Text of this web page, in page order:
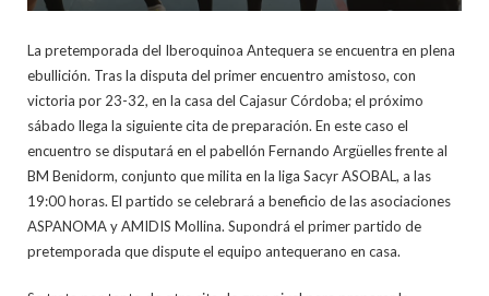
La pretemporada del Iberoquinoa Antequera se encuentra en plena
ebullición. Tras la disputa del primer encuentro amistoso, con
victoria por 23-32, en la casa del Cajasur Córdoba; el próximo
sábado llega la siguiente cita de preparación. En este caso el
encuentro se disputará en el pabellón Fernando Argüelles frente al
BM Benidorm, conjunto que milita en la liga Sacyr ASOBAL, a las
19:00 horas. El partido se celebrará a beneficio de las asociaciones
ASPANOMA y AMIDIS Mollina. Supondrá el primer partido de
pretemporada que dispute el equipo antequerano en casa.